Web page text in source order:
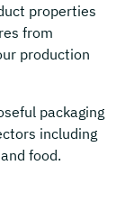
properties
from
production
packaging
including
food.